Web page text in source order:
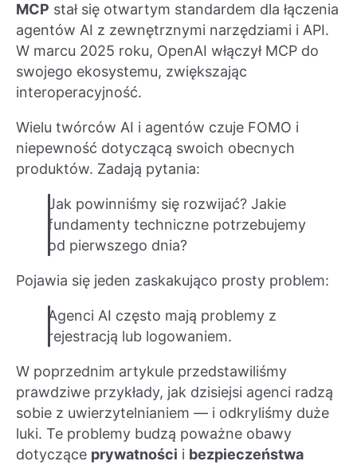
MCP stał się otwartym standardem dla łączenia
agentów AI z zewnętrznymi narzędziami i API.
W marcu 2025 roku, OpenAI włączył MCP do
swojego ekosystemu, zwiększając
interoperacyjność.
Wielu twórców AI i agentów czuje FOMO i
niepewność dotyczącą swoich obecnych
produktów. Zadają pytania:
Jak powinniśmy się rozwijać? Jakie
fundamenty techniczne potrzebujemy
od pierwszego dnia?
Pojawia się jeden zaskakująco prosty problem:
Agenci AI często mają problemy z
rejestracją lub logowaniem.
W poprzednim artykule przedstawiliśmy
prawdziwe przykłady, jak dzisiejsi agenci radzą
sobie z uwierzytelnianiem — i odkryliśmy duże
luki. Te problemy budzą poważne obawy
dotyczące prywatności i bezpieczeństwa